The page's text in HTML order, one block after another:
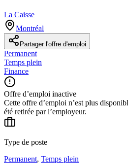
La Caisse
Montréal
Partager l'offre d'emploi
Permanent
Temps plein
Finance
Offre d’emploi inactive
Cette offre d’emploi n’est plus
été retirée par l’employeur.
Type de poste
Permanent, Temps plein